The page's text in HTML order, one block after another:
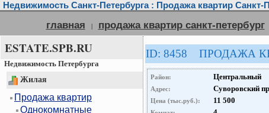
Недвижимость Санкт-Петербурга : Продажа квартир Санкт-
главная | продажа квартир санкт-петербург
ESTATE.SPB.RU
Недвижимость Петербурга
Жилая
Продажа квартир
Однокомнатные
ID: 8458 ПРОДАЖА
Район: Центральный
Адрес: Суворовский
Цена (тыс.руб.): 11 500